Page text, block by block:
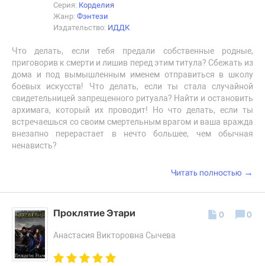
Серия: Корделия
Жанр: Фэнтези
Издательство: ИДДК
Что делать, если тебя предали собственные родные,
приговорив к смерти и лишив перед этим титула? Сбежать из
дома и под вымышленным именем отправиться в школу
боевых искусств! Что делать, если ты стала случайной
свидетельницей запрещенного ритуала? Найти и остановить
архимага, который их проводит! Но что делать, если ты
встречаешься со своим смертельным врагом и ваша вражда
внезапно перерастает в нечто большее, чем обычная
ненависть?
Читать полностью →
Проклятие Этари
Анастасия Викторовна Сычева
0 0